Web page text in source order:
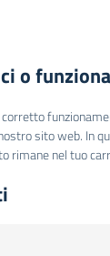
o
sito web. In
rimane nel tuo